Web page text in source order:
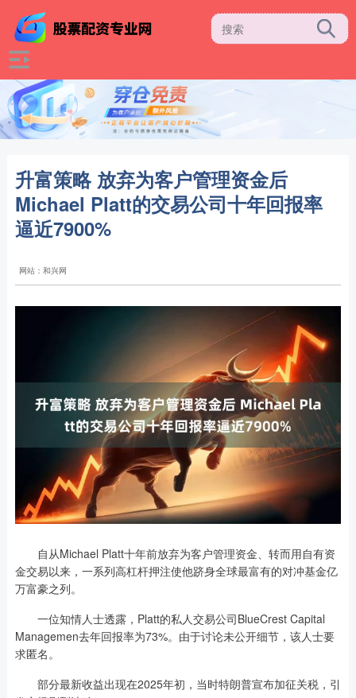
升富策略 放弃为客户管理资金后
Michael Platt的交易公司十年回报率
逼近7900%
网站：和兴网
自从Michael Platt十年前放弃为客户管理资金、转而用自有资
金交易以来，一系列高杠杆押注使他跻身全球最富有的对冲基金亿
万富豪之列。
一位知情人士透露，Platt的私人交易公司BlueCrest Capital
Managemen去年回报率为73%。由于讨论未公开细节，该人士要
求匿名。
部分最新收益出现在2025年初，当时特朗普宣布加征关税，引